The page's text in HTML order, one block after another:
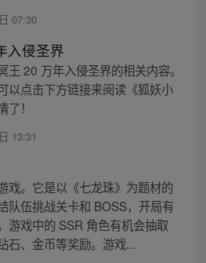
07:30
入侵圣界
王 20 万年入侵圣界的相关内容。
以点击下方链接来阅读《狐妖小
！
13:31
戏。它是以《七龙珠》为题材的
队伍挑战关卡和 BOSS，开局有
游戏中的 SSR 角色有机会抽取
石、金币等奖励。游戏...